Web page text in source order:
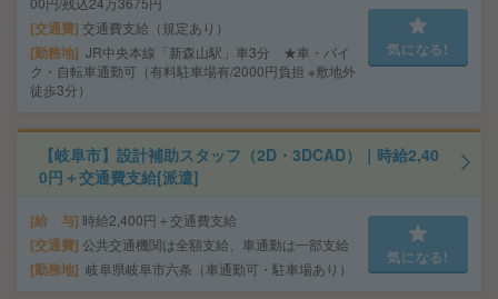
交通費 交通費支給（規定あり）
勤務地 JR中央本線「新森山駅」車3分 ★車・バイ
ク・自転車通勤可（有料駐車場有/2000円負担 ※敷地外
徒歩3分）
気になる!
【岐阜市】設計補助スタッフ（2D・3DCAD）｜時給2,40
0円＋交通費支給[派遣]
給 与 時給2,400円＋交通費支給
交通費 公共交通機関は全額支給、車通勤は一部支給
勤務地 岐阜県岐阜市六条（車通勤可・駐車場あり）
気になる!